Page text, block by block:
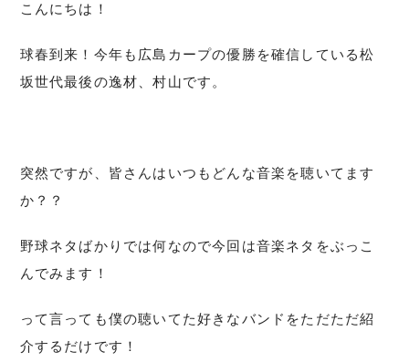
こんにちは！
球春到来！今年も広島カープの優勝を確信している松
坂世代最後の逸材、村山です。
突然ですが、皆さんはいつもどんな音楽を聴いてます
か？？
野球ネタばかりでは何なので今回は音楽ネタをぶっこ
んでみます！
って言っても僕の聴いてた好きなバンドをただただ紹
介するだけです！